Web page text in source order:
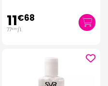
11€68
77€87/l.